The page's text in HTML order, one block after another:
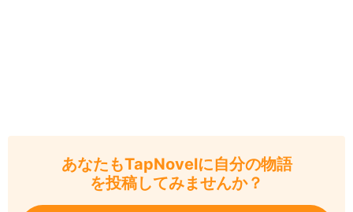
あなたもTapNovelに自分の物語
を投稿してみませんか？